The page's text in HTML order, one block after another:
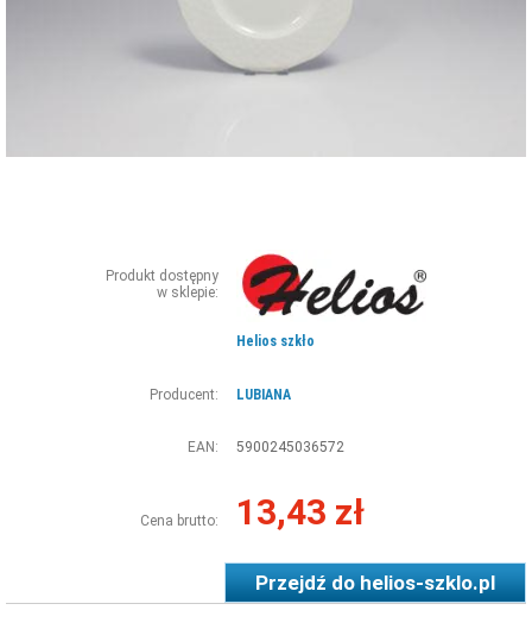
Produkt dostępny
w sklepie:
Helios szkło
Producent: LUBIANA
EAN: 5900245036572
Cena brutto: 13,43 zł
Przejdź dohelios-szklo.pl